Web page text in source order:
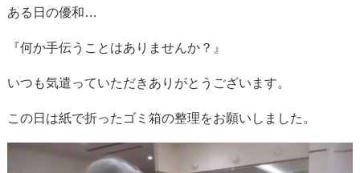
ある日の優和…
『何か手伝うことはありませんか？』
いつも気遣っていただきありがとうございます。
この日は紙で折ったゴミ箱の整理をお願いしました。